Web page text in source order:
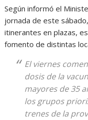
Según informó el
jornada de este
itinerantes en plazas,
fomento de distintas
El viernes
dosis de la
mayores de 35
los grupos
trenes de la